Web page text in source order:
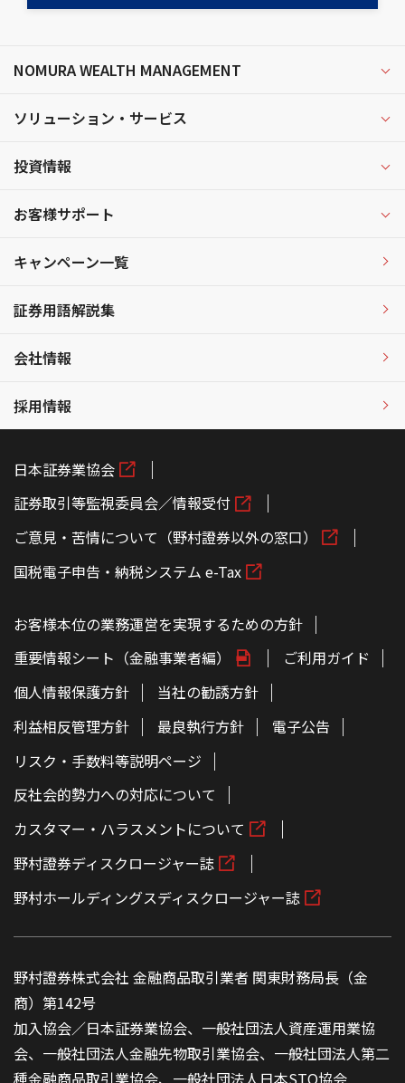
NOMURA WEALTH MANAGEMENT
ソリューション・サービス
投資情報
お客様サポート
キャンペーン一覧
証券用語解説集
会社情報
採用情報
日本証券業協会
証券取引等監視委員会／情報受付
ご意見・苦情について（野村證券以外の窓口）
国税電子申告・納税システム e-Tax
お客様本位の業務運営を実現するための方針
重要情報シート（金融事業者編）
ご利用ガイド
個人情報保護方針
当社の勧誘方針
利益相反管理方針
最良執行方針
電子公告
リスク・手数料等説明ページ
反社会的勢力への対応について
カスタマー・ハラスメントについて
野村證券ディスクロージャー誌
野村ホールディングスディスクロージャー誌
野村證券株式会社 金融商品取引業者 関東財務局長（金
商）第142号
加入協会／日本証券業協会、一般社団法人資産運用業協
会、一般社団法人金融先物取引業協会、一般社団法人第二